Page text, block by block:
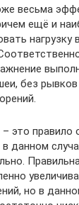
весьма
ещё и
без
это правило
данном
но в